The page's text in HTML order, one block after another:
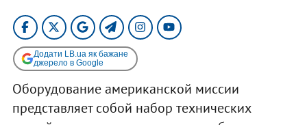
Додати LB.ua як бажане
джерело в Google
Оборудование американской миссии
представляет собой набор технических